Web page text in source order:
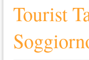
Tourist